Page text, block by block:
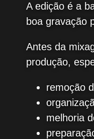
A edição é a
boa gravação
Antes da
produção,
remoção
melhoria